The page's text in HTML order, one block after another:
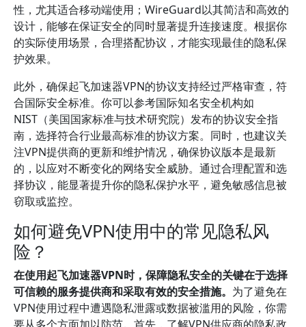
性，尤其适合移动端使用；WireGuard以其简洁和高效的
设计，能够在保证安全的同时显著提升连接速度。根据你
的实际使用场景，合理搭配协议，才能实现最佳的隐私保
护效果。
此外，确保起飞加速器VPN的协议支持经过严格审查，符
合国际安全标准。你可以参考国际知名安全机构如
NIST（美国国家标准与技术研究院）发布的协议安全指
南，选择符合行业最高标准的协议方案。同时，也建议关
注VPN提供商的更新和维护情况，确保协议版本是最新
的，以应对不断变化的网络安全威胁。通过合理配置和选
择协议，能显著提升你的隐私保护水平，避免敏感信息被
窃取或监控。
如何避免VPN使用中的常见隐私风
险？
在使用起飞加速器VPN时，保障隐私安全的关键在于选择
可信赖的服务提供商和采取有效的安全措施。 为了避免在
VPN使用过程中遭遇隐私泄露或数据被滥用的风险，你需